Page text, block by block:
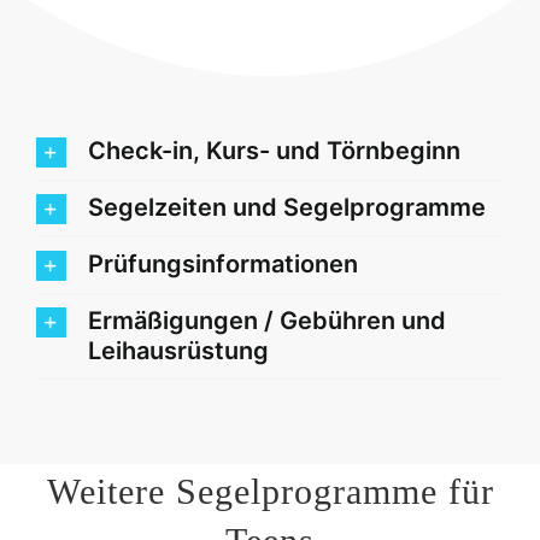
Check-in, Kurs- und Törnbeginn
Segelzeiten und Segelprogramme
Prüfungsinformationen
Ermäßigungen / Gebühren und
Leihausrüstung
Weitere Segelprogramme für